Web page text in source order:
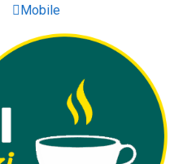
Mobile